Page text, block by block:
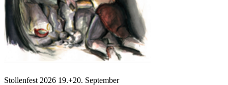
Stollenfest 2026 19.+20. September